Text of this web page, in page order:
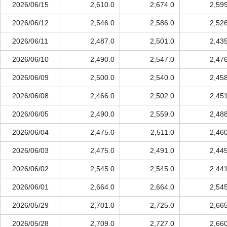
2026/06/15 2,610.0 2,674.0
2026/06/12 2,546.0 2,586.0
2026/06/11 2,487.0 2,501.0
2026/06/10 2,490.0 2,547.0
2026/06/09 2,500.0 2,540.0
2026/06/08 2,466.0 2,502.0
2026/06/05 2,490.0 2,559.0
2026/06/04 2,475.0 2,511.0
2026/06/03 2,475.0 2,491.0
2026/06/02 2,545.0 2,545.0
2026/06/01 2,664.0 2,664.0
2026/05/29 2,701.0 2,725.0
2026/05/28 2,709.0 2,727.0